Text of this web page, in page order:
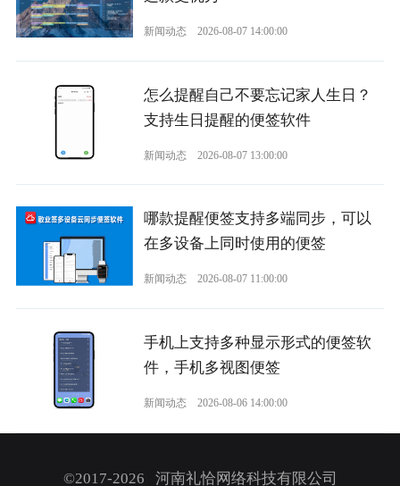
新闻动态 2026-08-07 14:00:00
怎么提醒自己不要忘记家人生日？
支持生日提醒的便签软件
新闻动态 2026-08-07 13:00:00
哪款提醒便签支持多端同步，可以
在多设备上同时使用的便签
新闻动态 2026-08-07 11:00:00
手机上支持多种显示形式的便签软
件，手机多视图便签
新闻动态 2026-08-06 14:00:00
©2017-2026 河南礼恰网络科技有限公司